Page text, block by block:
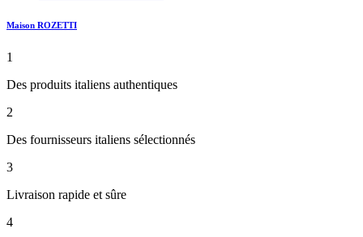
Maison ROZETTI
1
Des produits italiens authentiques
2
Des fournisseurs italiens sélectionnés
3
Livraison rapide et sûre
4